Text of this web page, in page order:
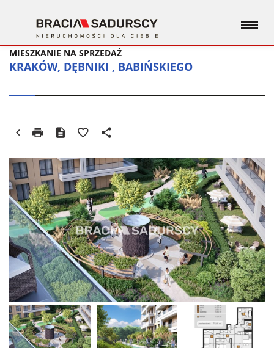
KRAKÓW, DĘBNIKI , BABIŃSKIEGO
MIESZKANIE NA SPRZEDAŻ